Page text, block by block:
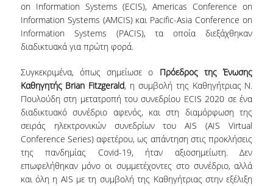
ΜΕΛΗ Ε.Τ.Ε.Π.
ΔΙΟΙΚΗΤΙΚΟ ΠΡΟΣΩΠΙΚΟ
ΜΕΤΑΔΙΔΑΚΤΟΡΙΚΟΙ ΕΡΕΥΝΗΤΕΣ
ΜΗΤΡΩΟ ΜΕΛΩΝ ΤΜΗΜΑΤΟΣ
ΠΡΟΠΤΥΧΙΑΚΕΣ ΣΠΟΥΔΕΣ
ΠΡΟΓΡΑΜΜΑ ΣΠΟΥΔΩΝ
ΟΔΗΓΟΣ ΚΑΙ ΚΑΤΕΥΘΥΝΣΕΙΣ ΣΠΟΥΔΩΝ
on Information Systems (ECIS), Americas Conference on
Information Systems (AMCIS) και Pacific-Asia Conference on
Information Systems (PACIS), τα οποία διεξάχθηκαν
διαδικτυακά για πρώτη φορά.
Συγκεκριμένα, όπως σημείωσε o Πρόεδρος της Ένωσης
Καθηγητής Brian Fitzgerald, η συμβολή της Καθηγήτριας Ν.
Πουλούδη στη μετατροπή του συνεδρίου ECIS 2020 σε ένα
διαδικτυακό συνέδριο αφενός, και στη διαμόρφωση της
σειράς ηλεκτρονικών συνεδρίων του AIS (AIS Virtual
Conference Series) αφετέρου, ως απάντηση στις προκλήσεις
της πανδημίας Covid-19, ήταν αξιοσημείωτη. Δεν
επωφελήθηκαν μόνο οι συμμετέχοντες στο συνέδριο, αλλά
και όλη η AIS με τη συμβολή της Καθηγήτριας στην εξέλιξη